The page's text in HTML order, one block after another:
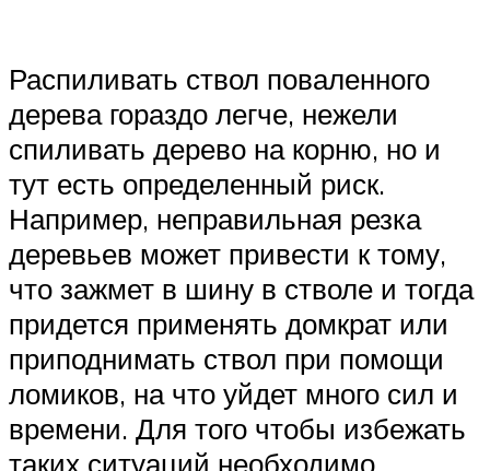
Распиливать ствол поваленного
дерева гораздо легче, нежели
спиливать дерево на корню, но и
тут есть определенный риск.
Например, неправильная резка
деревьев может привести к тому,
что зажмет в шину в стволе и тогда
придется применять домкрат или
приподнимать ствол при помощи
ломиков, на что уйдет много сил и
времени. Для того чтобы избежать
таких ситуаций необходимо